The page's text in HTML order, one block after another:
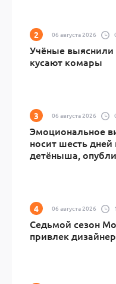
06 августа 2026
Учёные
кусают комары
06 августа 2026
Эмоциональное
носит шесть
детёныша,
06 августа 2026
Седьмой сезон
привлек